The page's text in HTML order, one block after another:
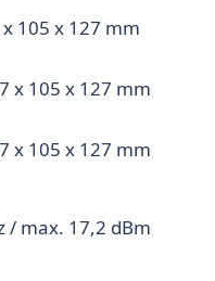
x 105 x 127 mm
x 105 x 127 mm
x 105 x 127 mm
/ max. 17,2 dBm